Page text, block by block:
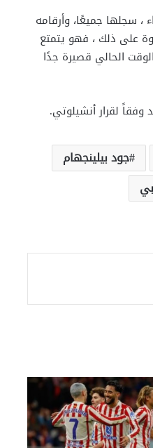
سجلها جميعًا، وأرقامه
جزاء مُسجلة واثنتين ضائعتين ، وتُقدر نسبتها بـ 80% ، علاوة على ذلك ، فهو يتمتع
الحالي قصيرة جدًا
جود بيلينجهام